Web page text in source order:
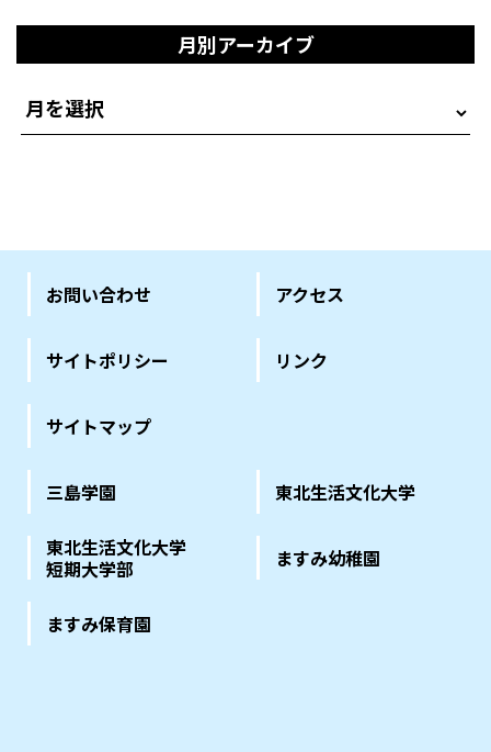
月別アーカイブ
お問い合わせ アクセス
サイトポリシー リンク
サイトマップ
三島学園 東北生活文化大学
東北生活文化大学
短期大学部
ますみ幼稚園
ますみ保育園